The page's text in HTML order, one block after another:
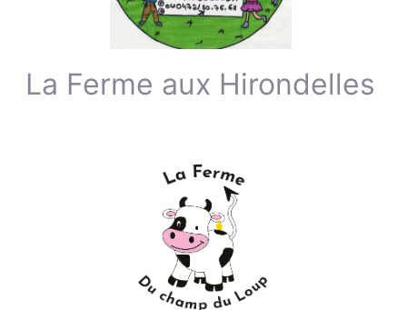
La Ferme aux Hirondelles